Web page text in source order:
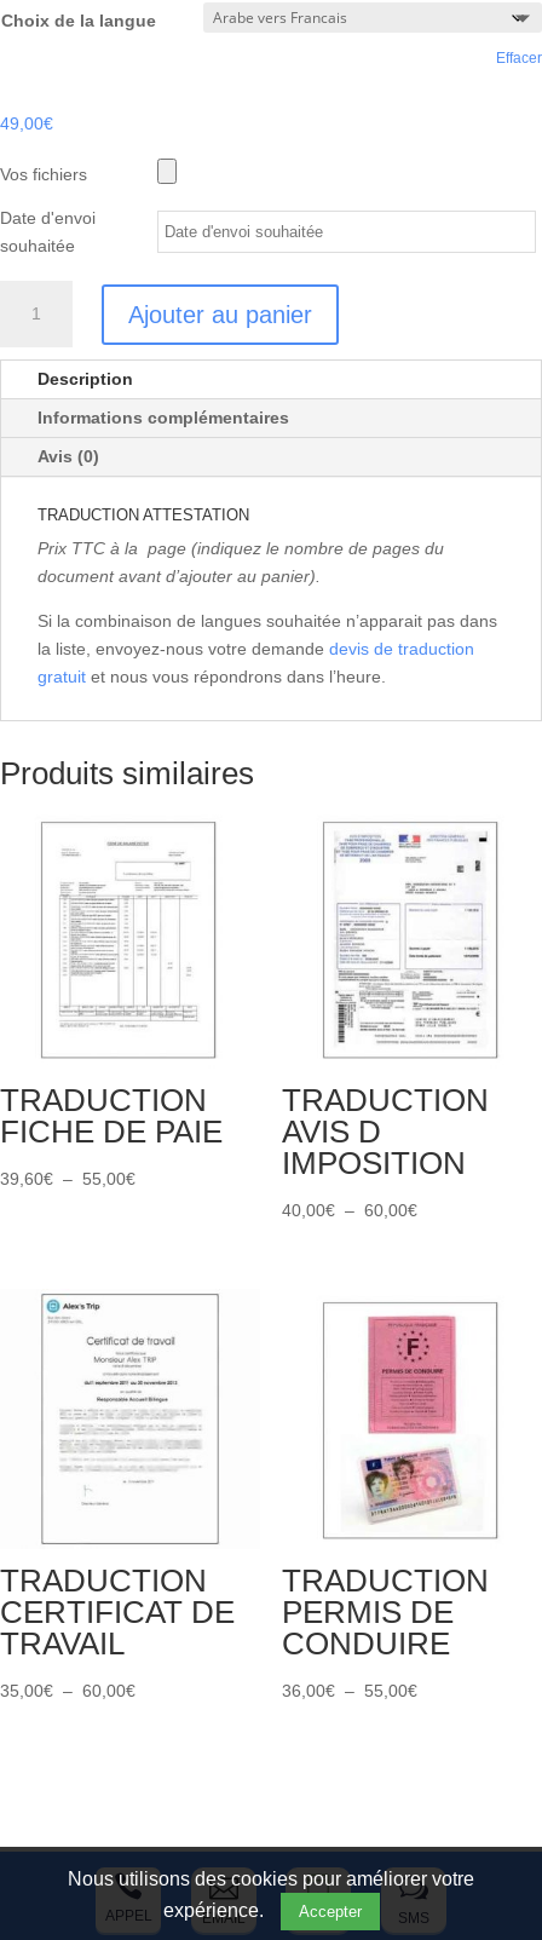
Choix de la langue
Effacer
49,00€
Vos fichiers
Date d'envoi
souhaitée
TRADUCTION
ATTESTATION
Ajouter au panier
Description
Informations complémentaires
Avis (0)
TRADUCTION ATTESTATION
Prix TTC à la page (indiquez le nombre de pages du
document avant d’ajouter au panier).
Si la combinaison de langues souhaitée n’apparait pas dans
la liste, envoyez-nous votre demande devis de traduction
gratuit et nous vous répondrons dans l’heure.
Produits similaires
TRADUCTION
FICHE DE PAIE
39,60€ – 55,00€Plage
55,00€
TRADUCTION
AVIS D
IMPOSITION
40,00€ – 60,00€Plage
40,00€
à
60,00€
TRADUCTION
CERTIFICAT DE
TRAVAIL
35,00€ – 60,00€Plage
60,00€
TRADUCTION
PERMIS DE
CONDUIRE
36,00€ – 55,00€Plage
55,00€

APPEL

ÉMAIL

DEVIS
w
SMS
Nous utilisons des cookies pour améliorer votre
expérience.
Accepter